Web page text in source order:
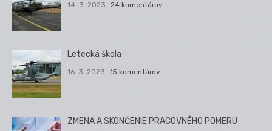
14. 3. 2023 24 komentárov
Letecká škola
16. 3. 2023 15 komentárov
ZMENA A SKONČENIE PRACOVNÉHO POMERU